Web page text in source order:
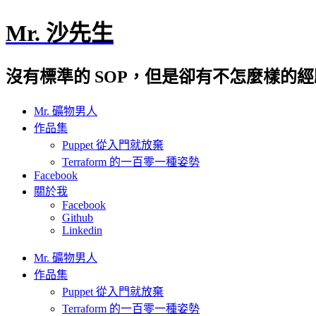
Mr. 沙先生
沒有標準的 SOP，但是卻有不怎麼樣的
Mr. 礦物男人
作品集
Puppet 從入門就放棄
Terraform 的一百零一種姿勢
Facebook
關於我
Facebook
Github
Linkedin
Mr. 礦物男人
作品集
Puppet 從入門就放棄
Terraform 的一百零一種姿勢